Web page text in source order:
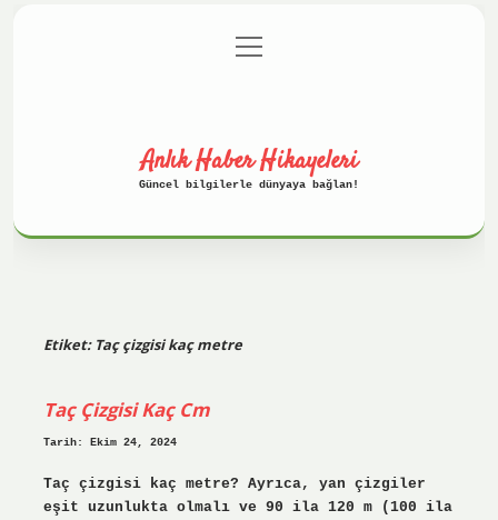
Gizlilik Politikası
menüyü
aç
Anlık Haber Hikayeleri
Güncel bilgilerle dünyaya bağlan!
Etiket: Taç çizgisi kaç metre
Taç Çizgisi Kaç Cm
Tarih: Ekim 24, 2024
Taç çizgisi kaç metre? Ayrıca, yan çizgiler
eşit uzunlukta olmalı ve 90 ila 120 m (100 ila